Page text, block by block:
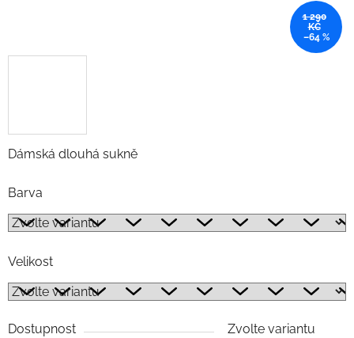
Dámská dlouhá sukně
Barva
Velikost
Dostupnost
Zvolte variantu
1 290
KČ
–64 %